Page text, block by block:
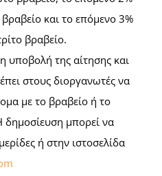
και το επόμενο 3%
βραβείο.
της αίτησης και
στους διοργανωτές να
με το βραβείο ή το
δημοσίευση μπορεί να
ή στην ιστοσελίδα